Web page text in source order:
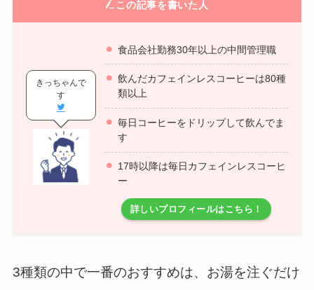
この記事を書いた人
食品会社勤務30年以上の中間管理職
飲んだカフェインレスコーヒーは80種
類以上
毎日コーヒーをドリップして飲んでま
す
17時以降は毎日カフェインレスコーヒ
ー
詳しいプロフィールはこちら！
きっちゃんで
す
3種類の中で一番のおすすめは、お湯を注ぐだけ